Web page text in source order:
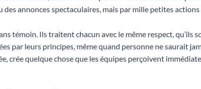
annonces spectaculaires, mais par mille petites
témoin. Ils traitent chacun avec le même respect, qu’ils
par leurs principes, même quand personne ne saurait
crée quelque chose que les équipes perçoivent